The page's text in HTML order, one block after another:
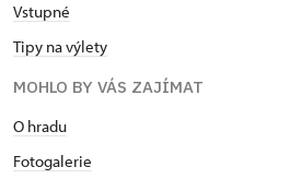
Vstupné
Tipy na výlety
MOHLO BY VÁS ZAJÍMAT
O hradu
Fotogalerie